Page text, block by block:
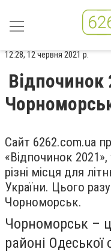
12:28, 12 червня 2021 р.
Відпочинок
Сайт 6262.com.ua
«Відпочинок
різні місця для
України. Цього
Чорноморськ.
Чорноморськ –
районі